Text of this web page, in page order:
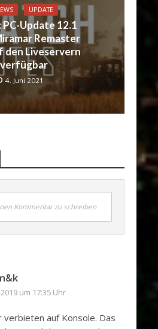
UPDATE
PC-Update 12.1
Remaster
den Liveservern
verfügbar
4. Juni 2021
Kommentar zu schreiben
um 17:35 Uhr
verbieten auf Konsole. Das